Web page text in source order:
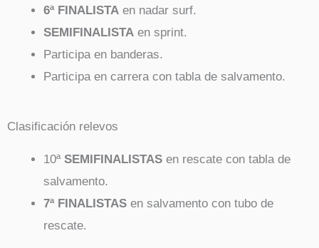
6ª FINALISTA en nadar surf.
SEMIFINALISTA en sprint.
Participa en banderas.
Participa en carrera con tabla de salvamento.
Clasificación relevos
10ª SEMIFINALISTAS en rescate con tabla de
salvamento.
7ª FINALISTAS en salvamento con tubo de
rescate.